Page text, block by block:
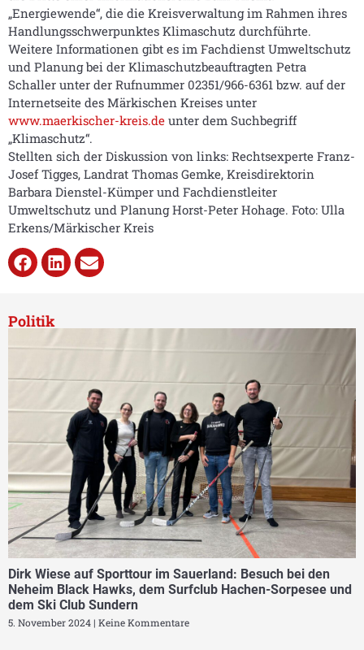
„Energiewende“, die die Kreisverwaltung im Rahmen ihres
Handlungsschwerpunktes Klimaschutz durchführte.
Weitere Informationen gibt es im Fachdienst Umweltschutz
und Planung bei der Klimaschutzbeauftragten Petra
Schaller unter der Rufnummer 02351/966-6361 bzw. auf der
Internetseite des Märkischen Kreises unter
www.maerkischer-kreis.de unter dem Suchbegriff
„Klimaschutz“.
Stellten sich der Diskussion von links: Rechtsexperte Franz-
Josef Tigges, Landrat Thomas Gemke, Kreisdirektorin
Barbara Dienstel-Kümper und Fachdienstleiter
Umweltschutz und Planung Horst-Peter Hohage. Foto: Ulla
Erkens/Märkischer Kreis
Politik
Dirk Wiese auf Sporttour im Sauerland: Besuch bei den
Neheim Black Hawks, dem Surfclub Hachen-Sorpesee und
dem Ski Club Sundern
5. November 2024 Keine Kommentare